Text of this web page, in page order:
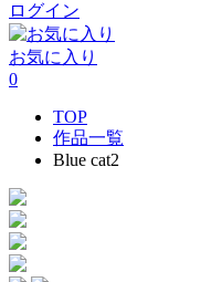
ログイン
お気に入り
0
TOP
作品一覧
Blue cat2